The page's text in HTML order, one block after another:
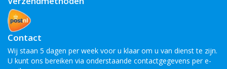
Contact
Wij staan 5 dagen per week voor u klaar om u van dienst te zijn.
U kunt ons bereiken via onderstaande contactgegevens per e-